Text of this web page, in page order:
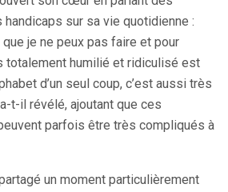
sur sa vie quotidienne :
je ne peux pas faire et pour
totalement humilié et ridiculisé est
d’un seul coup, c’est aussi très
t-il révélé, ajoutant que ces
parfois être très compliqués à
un moment particulièrement